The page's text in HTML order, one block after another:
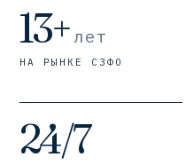
13+лет
НА РЫНКЕ СЗФО
24/7